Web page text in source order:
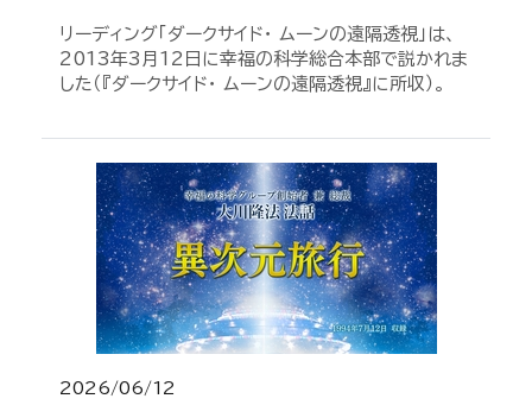
リーディング「ダークサイド・ ムーンの遠隔透視」は、
2013年3月12日に幸福の科学総合本部で説かれま
した（『ダークサイド・ ムーンの遠隔透視』に所収）。
2026/06/12